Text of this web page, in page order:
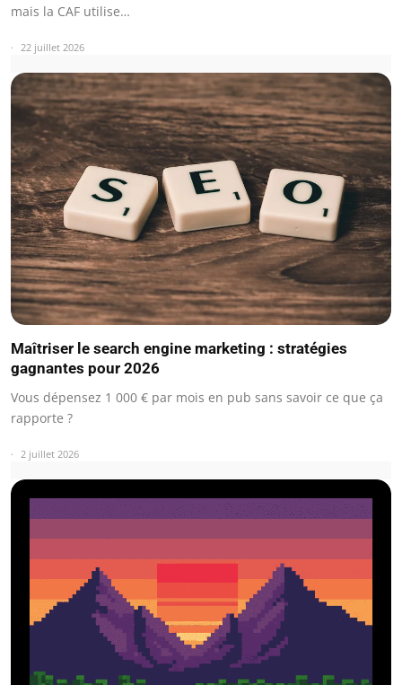
mais la CAF utilise…
22 juillet 2026
Maîtriser le search engine marketing : stratégies
gagnantes pour 2026
Vous dépensez 1 000 € par mois en pub sans savoir ce que ça
rapporte ?
2 juillet 2026